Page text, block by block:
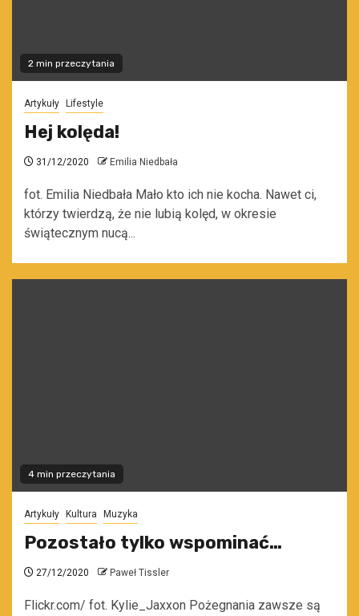
2 min przeczytania
Artykuły Lifestyle
Hej kolęda!
31/12/2020 Emilia Niedbała
fot. Emilia Niedbała Mało kto ich nie kocha. Nawet ci,
którzy twierdzą, że nie lubią kolęd, w okresie
świątecznym nucą...
4 min przeczytania
Artykuły Kultura Muzyka
Pozostało tylko wspominać…
27/12/2020 Paweł Tissler
Flickr.com/ fot. Kylie_Jaxxon Pożegnania zawsze są